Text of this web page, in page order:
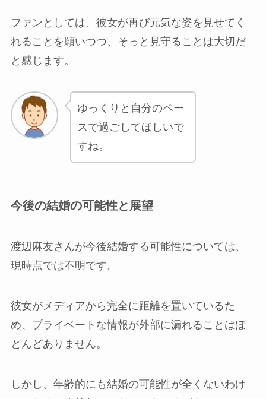
ファンとしては、彼女が再び元気な姿を見せてく
れることを願いつつ、そっと見守ることは大切だ
と感じます。
ゆっくりと自分のペー
スで過ごしてほしいで
すね。
今後の結婚の可能性と展望
渡辺麻友さんが今後結婚する可能性については、
現時点では不明です。
彼女がメディアから完全に距離を置いているた
め、プライベートな情報が外部に漏れることはほ
とんどありません。
しかし、年齢的にも結婚の可能性が全くないわけ